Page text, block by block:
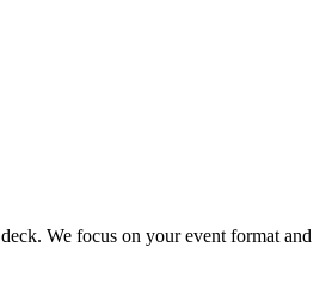
We focus on your event format and